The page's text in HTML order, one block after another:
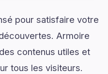
pour satisfaire votre
Armoire
contenus utiles et
tous les visiteurs.